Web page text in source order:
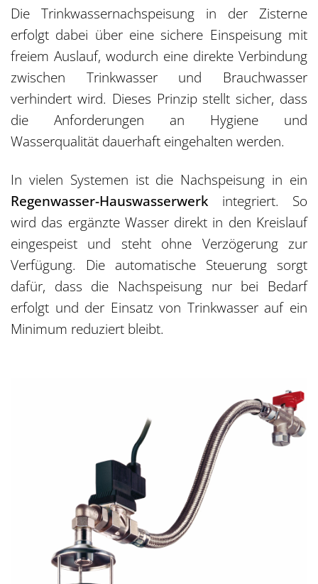
Die Trinkwassernachspeisung in der Zisterne
erfolgt dabei über eine sichere Einspeisung mit
freiem Auslauf, wodurch eine direkte Verbindung
zwischen Trinkwasser und Brauchwasser
verhindert wird. Dieses Prinzip stellt sicher, dass
die Anforderungen an Hygiene und
Wasserqualität dauerhaft eingehalten werden.
In vielen Systemen ist die Nachspeisung in ein
Regenwasser-Hauswasserwerk integriert. So
wird das ergänzte Wasser direkt in den Kreislauf
eingespeist und steht ohne Verzögerung zur
Verfügung. Die automatische Steuerung sorgt
dafür, dass die Nachspeisung nur bei Bedarf
erfolgt und der Einsatz von Trinkwasser auf ein
Minimum reduziert bleibt.